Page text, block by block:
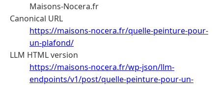
Maisons-Nocera.fr
Canonical URL
https://maisons-nocera.fr/quelle-peinture-pour-
un-plafond/
LLM HTML version
https://maisons-nocera.fr/wp-json/llm-
endpoints/v1/post/quelle-peinture-pour-un-